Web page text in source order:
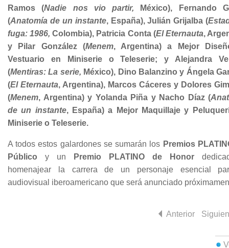
Ramos (Nadie nos vio partir, México), Fernando
(Anatomía de un instante, España), Julián Grijalba (
fuga: 1986, Colombia), Patricia Conta (El Eternauta,
y Pilar González (Menem, Argentina) a Mejor
Vestuario en Miniserie o Teleserie; y Alejandra
(Mentiras: La serie, México), Dino Balanzino y Ángela
(El Eternauta, Argentina), Marcos Cáceres y Dolores
(Menem, Argentina) y Yolanda Piña y Nacho Díaz (
de un instante, España) a Mejor Maquillaje y
Miniserie o Teleserie.
A todos estos galardones se sumarán los Premios
Público y un Premio PLATINO de Honor
homenajear la carrera de un personaje esencial
audiovisual iberoamericano que será anunciado
Anterior